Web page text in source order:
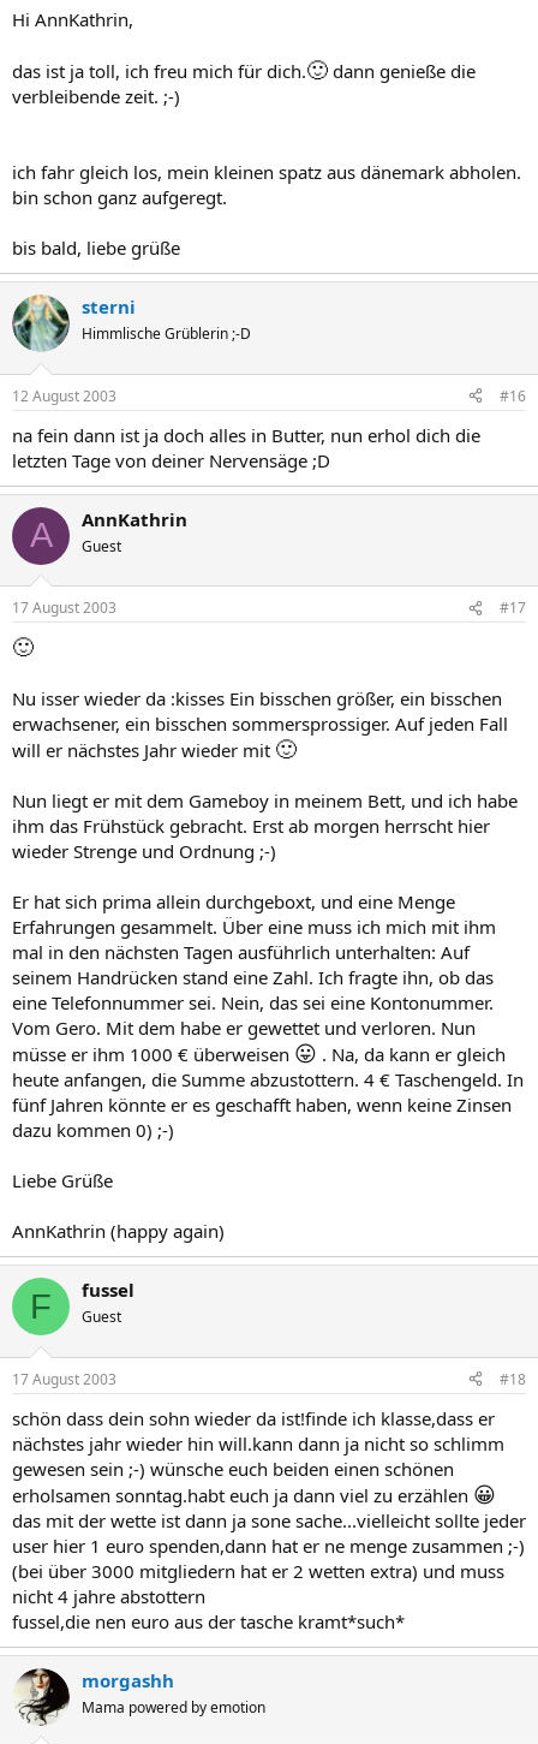
Hi AnnKathrin,
das ist ja toll, ich freu mich für dich.🙂 dann genieße die
verbleibende zeit. ;-)
ich fahr gleich los, mein kleinen spatz aus dänemark abholen.
bin schon ganz aufgeregt.
bis bald, liebe grüße
sterni
Himmlische Grüblerin ;-D
12 August 2003 #16
na fein dann ist ja doch alles in Butter, nun erhol dich die
letzten Tage von deiner Nervensäge ;D
A AnnKathrin
Guest
17 August 2003 #17
🙂
Nu isser wieder da :kisses Ein bisschen größer, ein bisschen
erwachsener, ein bisschen sommersprossiger. Auf jeden Fall
will er nächstes Jahr wieder mit 🙂
Nun liegt er mit dem Gameboy in meinem Bett, und ich habe
ihm das Frühstück gebracht. Erst ab morgen herrscht hier
wieder Strenge und Ordnung ;-)
Er hat sich prima allein durchgeboxt, und eine Menge
Erfahrungen gesammelt. Über eine muss ich mich mit ihm
mal in den nächsten Tagen ausführlich unterhalten: Auf
seinem Handrücken stand eine Zahl. Ich fragte ihn, ob das
eine Telefonnummer sei. Nein, das sei eine Kontonummer.
Vom Gero. Mit dem habe er gewettet und verloren. Nun
müsse er ihm 1000 € überweisen 😛 . Na, da kann er gleich
heute anfangen, die Summe abzustottern. 4 € Taschengeld. In
fünf Jahren könnte er es geschafft haben, wenn keine Zinsen
dazu kommen 0) ;-)
Liebe Grüße
AnnKathrin (happy again)
F fussel
Guest
17 August 2003 #18
schön dass dein sohn wieder da ist!finde ich klasse,dass er
nächstes jahr wieder hin will.kann dann ja nicht so schlimm
gewesen sein ;-) wünsche euch beiden einen schönen
erholsamen sonntag.habt euch ja dann viel zu erzählen 😀
das mit der wette ist dann ja sone sache...vielleicht sollte jeder
user hier 1 euro spenden,dann hat er ne menge zusammen ;-)
(bei über 3000 mitgliedern hat er 2 wetten extra) und muss
nicht 4 jahre abstottern
fussel,die nen euro aus der tasche kramt*such*
morgashh
Mama powered by emotion